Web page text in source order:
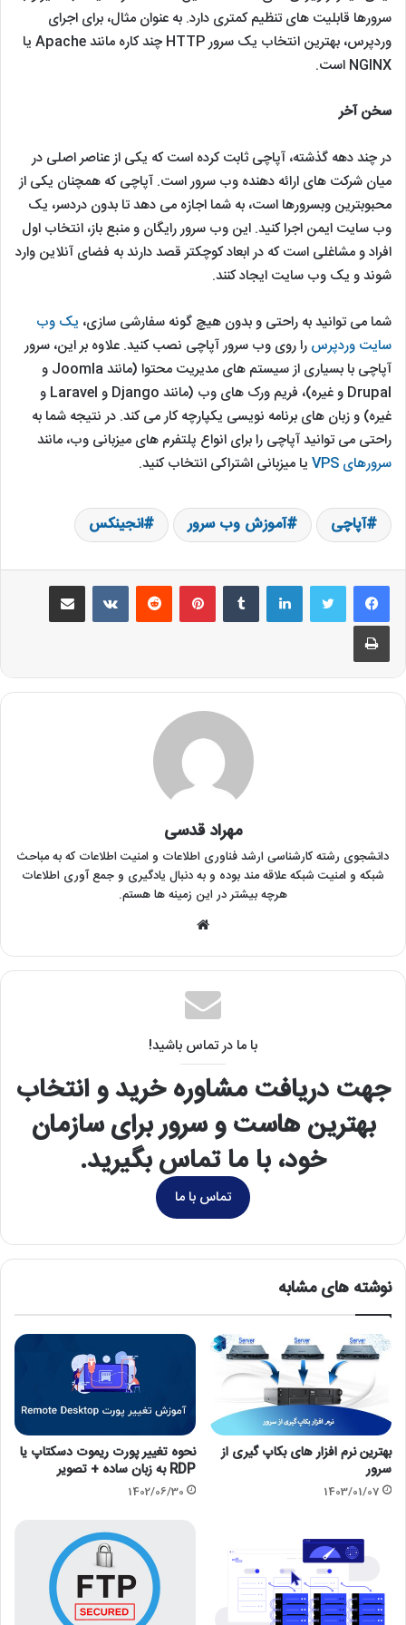
سرورها قابلیت های تنظیم کمتری دارد. به عنوان مثال، برای اجرای
وردپرس، بهترین انتخاب یک سرور HTTP چند کاره مانند Apache یا
NGINX است.
سخن آخر
در چند دهه گذشته، آپاچی ثابت کرده است که یکی از عناصر اصلی در
میان شرکت های ارائه دهنده وب سرور است. آپاچی که همچنان یکی از
محبوبترین وبسرورها است، به شما اجازه می دهد تا بدون دردسر، یک
وب سایت ایمن اجرا کنید. این وب سرور رایگان و منبع باز، انتخاب اول
افراد و مشاغلی است که در ابعاد کوچکتر قصد دارند به فضای آنلاین وارد
شوند و یک وب سایت ایجاد کنند.
شما می توانید به راحتی و بدون هیچ گونه سفارشی سازی، یک وب
سایت وردپرس را روی وب سرور آپاچی نصب کنید. علاوه بر این، سرور
آپاچی با بسیاری از سیستم های مدیریت محتوا (مانند Joomla و
Drupal و غیره)، فریم ورک های وب (مانند Django و Laravel و
غیره) و زبان های برنامه نویسی یکپارچه کار می کند. در نتیجه شما به
راحتی می توانید آپاچی را برای انواع پلتفرم های میزبانی وب، مانند
سرورهای VPS
یا میزبانی اشتراکی انتخاب کنید.
آپاچی آموزش وب سرور انجینکس
لینکدین ‫تامبلر ‫پین‌ترست‫رددیت ‫VKontakteاشتراک گذاری از طریق ایمیل
چاپ
مهراد قدسی
دانشجوی رشته کارشناسی ارشد فناوری اطلاعات و امنیت اطلاعات که به مباحث
شبکه و امنیت شبکه علاقه مند بوده و به دنبال یادگیری و جمع آوری اطلاعات
هرچه بیشتر در این زمینه ها هستم.
با ما در تماس باشید!
جهت دریافت مشاوره خرید و انتخاب
بهترین هاست و سرور برای سازمان
خود، با ما تماس بگیرید.
تماس با ما
نوشته های مشابه
بهترین نرم افزار های بکاپ گیری از
سرور
1403/01/07
نحوه تغییر پورت ریموت دسکتاپ یا
RDP به زبان ساده + تصویر
1402/06/30